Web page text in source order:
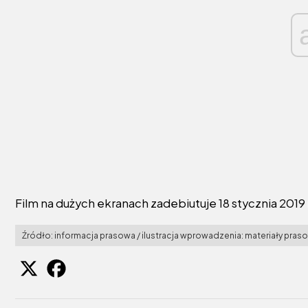
Film na dużych ekranach zadebiutuje 18 stycznia 2019
Źródło: informacja prasowa / ilustracja wprowadzenia: materiały